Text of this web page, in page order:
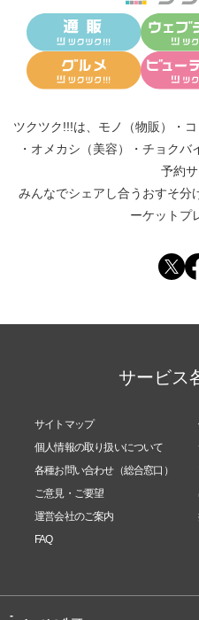
ツクツク!!!は、 モノ（物販） ・
・ オメカシ（美容） ・ チョクバ
予約サ
みんなでシェアし合う おすそ分
ーケットプ
サービス
サイトマップ
個人情報の取り扱いについて
各種お問い合わせ（総合窓口）
ご意見・ご要望
運営会社のご案内
FAQ
-